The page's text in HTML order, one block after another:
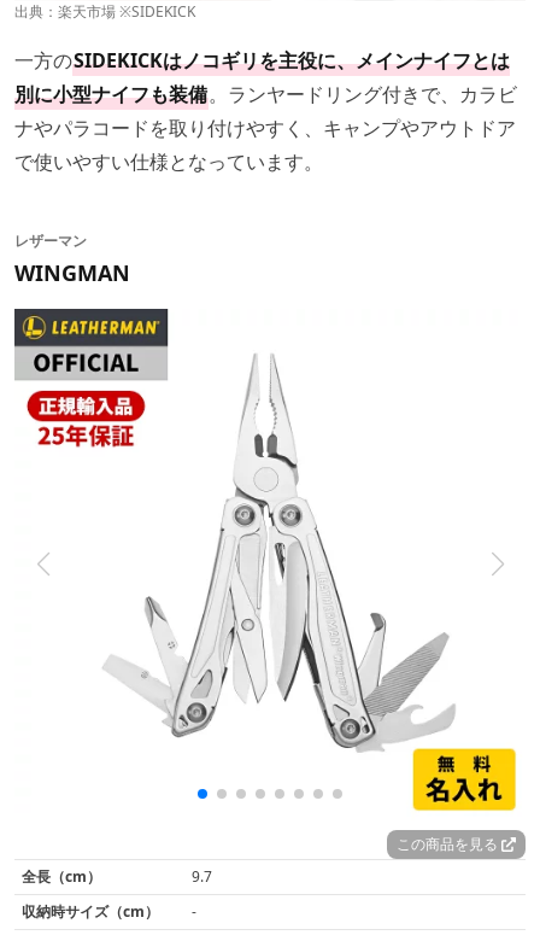
出典： 楽天市場※SIDEKICK
一方のSIDEKICKはノコギリを主役に、メインナイフとは
別に小型ナイフも装備。ランヤードリング付きで、カラビ
ナやパラコードを取り付けやすく、キャンプやアウトドア
で使いやすい仕様となっています。
レザーマン
WINGMAN
この商品を見る
全長（cm）
9.7
収納時サイズ（cm）
-